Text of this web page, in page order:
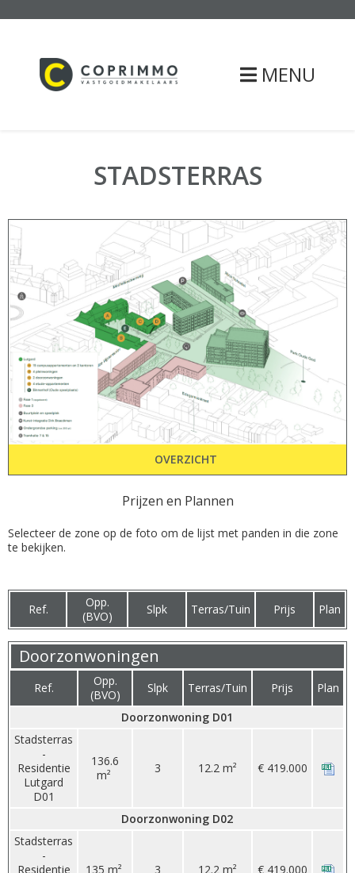
MENU
STADSTERRAS
OVERZICHT
Prijzen en Plannen
Selecteer de zone op de foto om de lijst met panden in die zone
te bekijken.
Ref.
Opp.
(BVO)
Slpk Terras/Tuin Prijs Plan
Doorzonwoningen
Ref.
Opp.
(BVO)
Slpk Terras/Tuin Prijs
Plan
Doorzonwoning D01
Stadsterras
-
Residentie
Lutgard
D01
136.6
m²
3 12.2 m² € 419.000
Doorzonwoning D02
Stadsterras
-
Residentie
135 m² 3 12.2 m² € 419.000